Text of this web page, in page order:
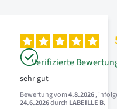
Verifizierte
sehr gut
Bewertung vom4.8.2026,
24.6.2026durch LABEILLE B.